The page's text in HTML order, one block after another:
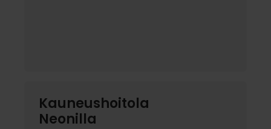
Kauneushoitola
Neonilla